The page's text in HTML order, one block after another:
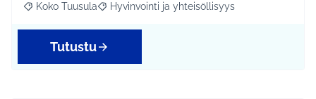
Rajaa tulokset aihepiirin mukaan: Koko Tuusula
Koko Tuusula Rajaa tulokset teeman mukaan: Hyvinvointi ja
Hyvinvointi ja yhteisöllisyys
Tutustu